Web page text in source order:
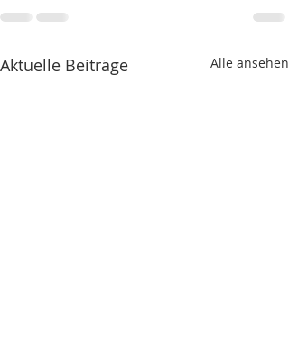
Aktuelle Beiträge Alle ansehen